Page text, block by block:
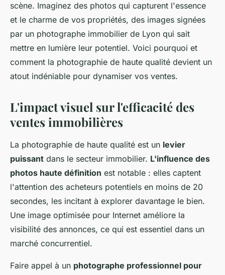
scène. Imaginez des photos qui capturent l'essence
et le charme de vos propriétés, des images signées
par un photographe immobilier de Lyon qui sait
mettre en lumière leur potentiel. Voici pourquoi et
comment la photographie de haute qualité devient un
atout indéniable pour dynamiser vos ventes.
L'impact visuel sur l'efficacité des
ventes immobilières
La photographie de haute qualité est un levier
puissant dans le secteur immobilier. L'influence des
photos haute définition est notable : elles captent
l'attention des acheteurs potentiels en moins de 20
secondes, les incitant à explorer davantage le bien.
Une image optimisée pour Internet améliore la
visibilité des annonces, ce qui est essentiel dans un
marché concurrentiel.
Faire appel à un photographe professionnel pour